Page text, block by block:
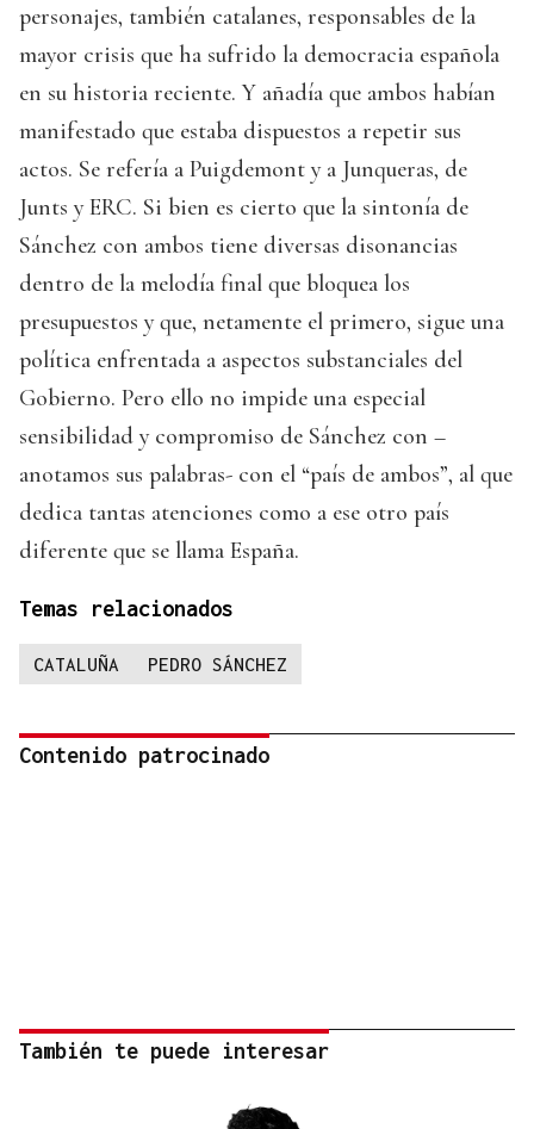
personajes, también catalanes, responsables de la
mayor crisis que ha sufrido la democracia española
en su historia reciente. Y añadía que ambos habían
manifestado que estaba dispuestos a repetir sus
actos. Se refería a Puigdemont y a Junqueras, de
Junts y ERC. Si bien es cierto que la sintonía de
Sánchez con ambos tiene diversas disonancias
dentro de la melodía final que bloquea los
presupuestos y que, netamente el primero, sigue una
política enfrentada a aspectos substanciales del
Gobierno. Pero ello no impide una especial
sensibilidad y compromiso de Sánchez con –
anotamos sus palabras- con el “país de ambos”, al que
dedica tantas atenciones como a ese otro país
diferente que se llama España.
Temas relacionados
CATALUÑA PEDRO SÁNCHEZ
Contenido patrocinado
También te puede interesar